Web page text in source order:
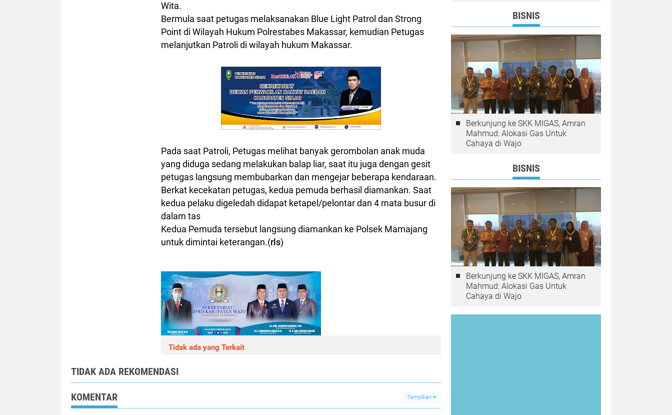
Wita.
Bermula saat petugas melaksanakan Blue Light Patrol dan Strong
Point di Wilayah Hukum Polrestabes Makassar, kemudian Petugas
melanjutkan Patroli di wilayah hukum Makassar.
Pada saat Patroli, Petugas melihat banyak gerombolan anak muda
yang diduga sedang melakukan balap liar, saat itu juga dengan gesit
petugas langsung membubarkan dan mengejar beberapa kendaraan.
Berkat kecekatan petugas, kedua pemuda berhasil diamankan. Saat
kedua pelaku digeledah didapat ketapel/pelontar dan 4 mata busur di
dalam tas
Kedua Pemuda tersebut langsung diamankan ke Polsek Mamajang
untuk dimintai keterangan.(rls)
Tidak ada yang Terkait
TIDAK ADA REKOMENDASI
KOMENTAR Tampilkan
BISNIS
Berkunjung ke SKK MIGAS, Amran
Mahmud: Alokasi Gas Untuk
Cahaya di Wajo
BISNIS
Berkunjung ke SKK MIGAS, Amran
Mahmud: Alokasi Gas Untuk
Cahaya di Wajo